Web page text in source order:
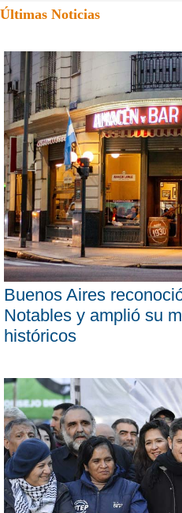
Últimas Noticias
Buenos Aires
Notables y amplió su
históricos